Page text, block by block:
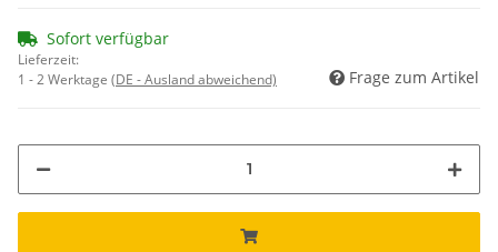
Sofort verfügbar
Lieferzeit:
1 - 2 Werktage (DE - Ausland abweichend) Frage zum Artikel